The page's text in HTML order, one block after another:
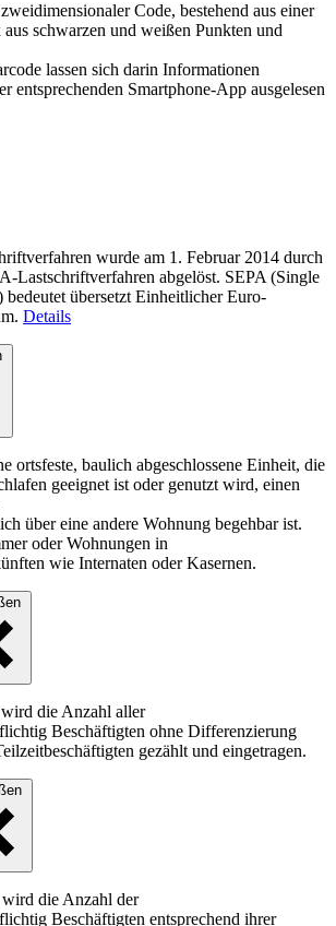
Code, bestehend aus einer
schwarzen und weißen Punkten und
lassen sich darin Informationen
entsprechenden Smartphone-App ausgelesen
wurde am 1. Februar 2014 durch
Lastschriftverfahren abgelöst. SEPA (Single
bedeutet übersetzt Einheitlicher Euro-
Details
ortsfeste, baulich abgeschlossene Einheit, die
geeignet ist oder genutzt wird, einen
über eine andere Wohnung begehbar ist.
oder Wohnungen in
wie Internaten oder Kasernen.
die Anzahl aller
Beschäftigten ohne Differenzierung
gezählt und eingetragen.
die Anzahl der
Beschäftigten entsprechend ihrer